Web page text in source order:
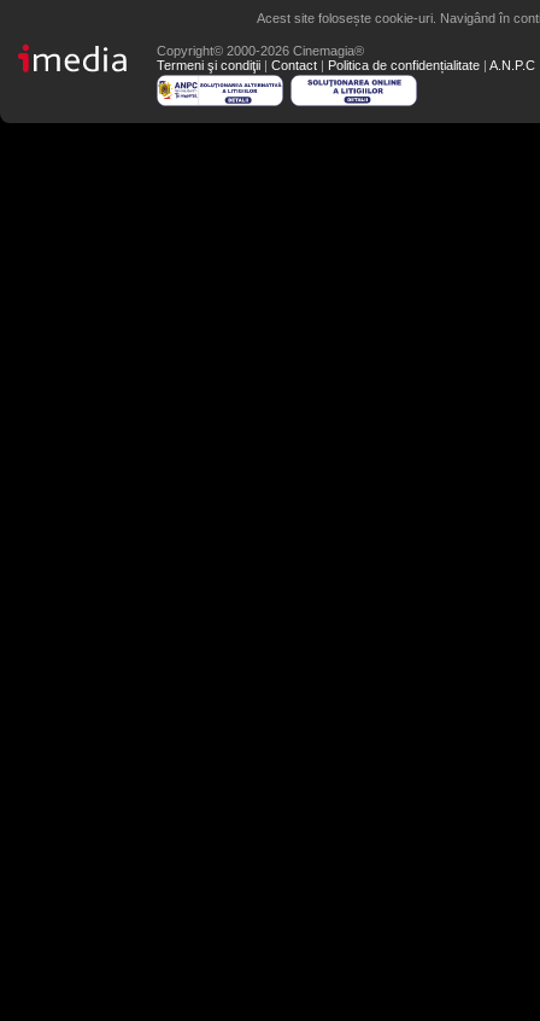
Acest site folosește cookie-uri. Navigând în
Copyright© 2000-2026 Cinemagia®
Termeni şi condiţii | Contact | Politica de confidențialitate | A.N.P.C